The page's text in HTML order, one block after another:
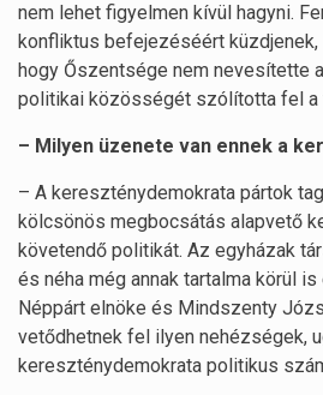
nem lehet figyelmen kívül hagyni.
konfliktus befejezéséért
hogy Őszentsége nem nevesítette
politikai közösségét szólította fel a
– Milyen üzenete van ennek a
– A kereszténydemokrata pártok
kölcsönös megbocsátás alapvető
követendő politikát. Az egyházak
és néha még annak tartalma körül
Néppárt elnöke és Mindszenty
vetődhetnek fel ilyen nehézségek,
kereszténydemokrata politikus